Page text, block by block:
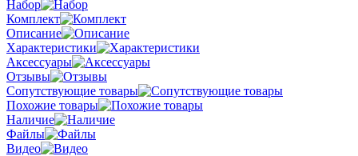
Набор
Комплект
Описание
Характеристики
Аксессуары
Отзывы
Сопутствующие товары
Похожие товары
Наличие
Файлы
Видео